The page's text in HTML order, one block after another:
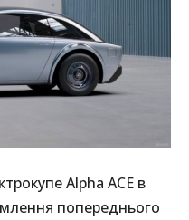
Alpha ACE в
попереднього